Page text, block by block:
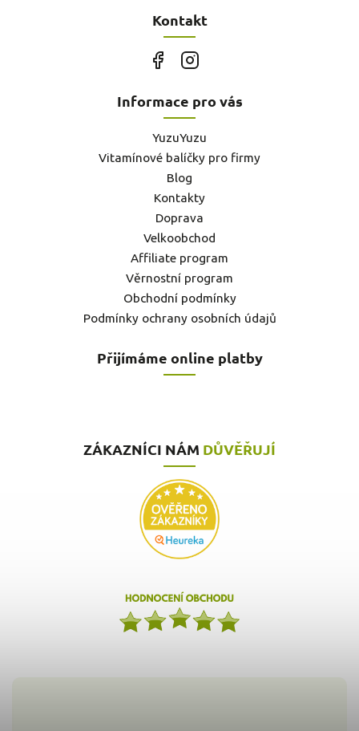
Kontakt
Informace pro vás
YuzuYuzu
Vitamínové balíčky pro firmy
Blog
Kontakty
Doprava
Velkoobchod
Affiliate program
Věrnostní program
Obchodní podmínky
Podmínky ochrany osobních údajů
Přijímáme online platby
ZÁKAZNÍCI NÁM DŮVĚŘUJÍ